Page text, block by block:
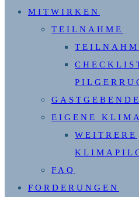
MITWIRKEN
TEILNAHME
EIGENE
WEITRERE
FAQ
FORDERUNGEN